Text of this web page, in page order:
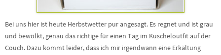
Bei uns hier ist heute Herbstwetter pur angesagt. Es regnet und ist grau
und bewölkt, genau das richtige für einen Tag im Kuscheloutfit auf der
Couch. Dazu kommt leider, dass ich mir irgendwann eine Erkältung